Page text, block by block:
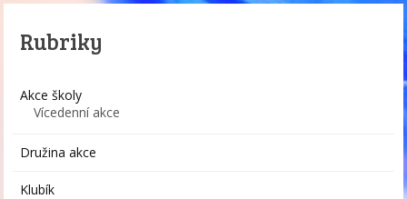
Rubriky
Akce školy
Vícedenní akce
Družina akce
Klubík